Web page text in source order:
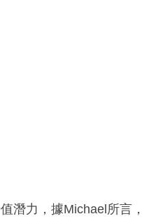
潛力，據Michael所言